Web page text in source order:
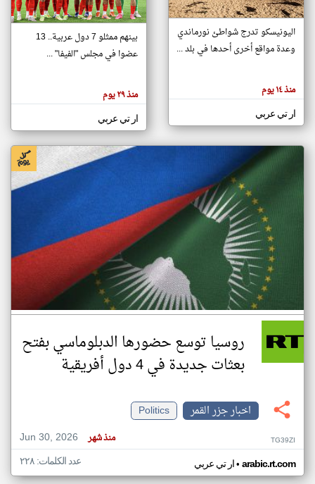
تغيير الدولة
اخبار جزر القمر على مدار الساعة
أهم اخبار جزر القمر العاجلة والمباشرة
هنا عن
وجهة
كاتبيها.
اليونيسكو تدرج شواطئ نورماندي
وعدة مواقع أخرى أحدها في بلد ...
منذ ١٤ يوم
ار تي عربي
بينهم ممثلو 7 دول عربية.. 13
عضوا في مجلس "الفيفا" ...
منذ ٢٩ يوم
ار تي عربي
روسيا توسع حضورها الدبلوماسي بفتح
بعثات جديدة في 4 دول أفريقية
اخبار جزر القمر
Politics
Jun 30, 2026
منذ شهر TG39ZI
ار تي عربي• arabic.rt.com عدد الكلمات: ٢٢٨
klyoum.com